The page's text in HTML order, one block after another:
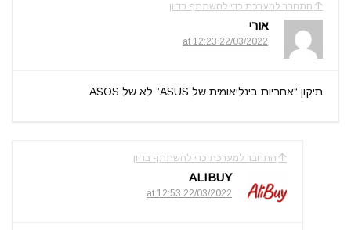
התחבר למערכת כדי להשתתף בדיון
אורי
22/03/2022 at 12:23
תיקון “אחריות בינליאומית של ASUS” לא של ASOS
התחבר למערכת כדי להשתתף בדיון
ALIBUY
22/03/2022 at 12:53